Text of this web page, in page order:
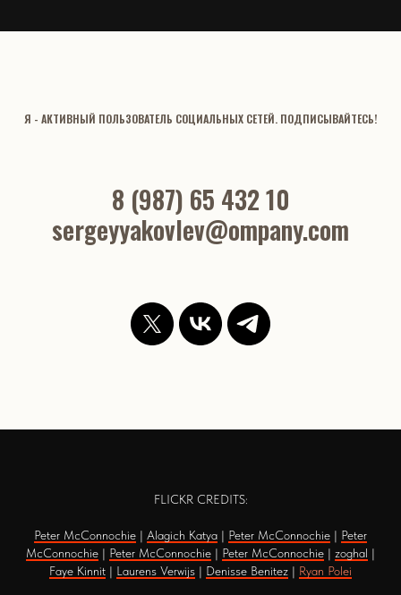
Я - АКТИВНЫЙ ПОЛЬЗОВАТЕЛЬ СОЦИАЛЬНЫХ СЕТЕЙ. ПОДПИСЫВАЙТЕСЬ!
8 (987) 65 432 10
sergeyyakovlev@ompany.com
FLICKR CREDITS:
Peter McConnochie | Alagich Katya | Peter McConnochie | Peter
McConnochie | Peter McConnochie | Peter McConnochie | zoghal |
Faye Kinnit | Laurens Verwijs | Denisse Benitez | Ryan Polei